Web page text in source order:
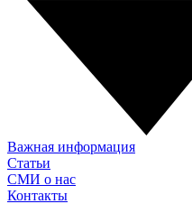
Важная информация
Статьи
СМИ о нас
Контакты